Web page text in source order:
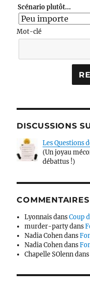
Scénario plutôt...
Mot-clé
DISCUSSIONS
Les Questions
(Un joyau
débattus !)
Lyonnais dansCoup
murder-partydans
Nadia Cohen dans
Nadia Cohen dans
Chapelle SOlenn